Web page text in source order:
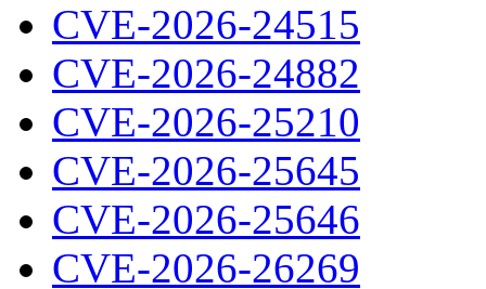
CVE-2026-24515
CVE-2026-24882
CVE-2026-25210
CVE-2026-25645
CVE-2026-25646
CVE-2026-26269